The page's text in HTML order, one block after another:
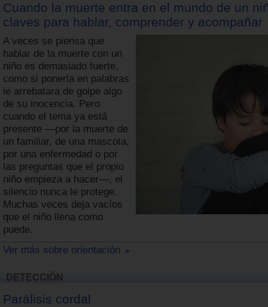
Cuando la muerte entra en el mundo de un
claves para hablar, comprender y acompañar
A veces se piensa que
hablar de la muerte con un
niño es demasiado fuerte,
como si ponerla en palabras
le arrebatara de golpe algo
de su inocencia. Pero
cuando el tema ya está
presente —por la muerte de
un familiar, de una mascota,
por una enfermedad o por
las preguntas que el propio
niño empieza a hacer—, el
silencio nunca le protege.
Muchas veces deja vacíos
que el niño llena como
puede.
Ver más sobre orientación
DETECCIÓN
Parálisis cordal